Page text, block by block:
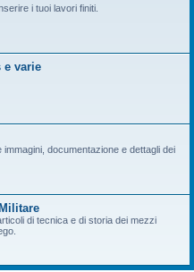
i tuoi lavori finiti.
e varie
documentazione e dettagli dei
di tecnica e di storia dei mezzi